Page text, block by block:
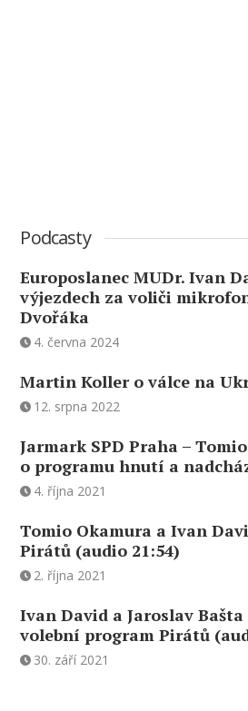
Podcasty
Europoslanec MUDr. Ivan
výjezdech za voliči
Dvořáka
4. června 2024
Martin Koller o válce na
12. srpna 2022
Jarmark SPD Praha –
o programu hnutí a
4. října 2021
Tomio Okamura a Ivan
Pirátů (audio 21:54)
2. října 2021
Ivan David a Jaroslav
volební program Pirátů
30. září 2021